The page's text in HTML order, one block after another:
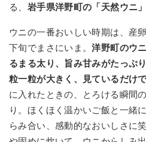
る、 岩手県洋野町の「天然ウニ」
ウニの一番おいしい時期は、産
下旬でまさにいま。洋野町のウ
るまる太り、旨み甘みがたっぷ
粒一粒が大きく、見ているだけ
に入れたときの、とろける瞬間
り。ほくほく温かいご飯と一緒
らみ合い、感動的なおいしさに